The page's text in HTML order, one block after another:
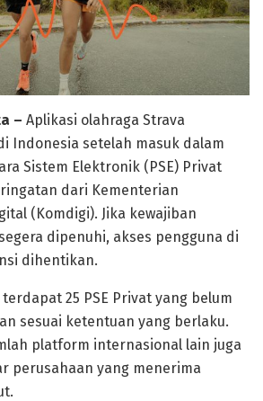
– Aplikasi olahraga Strava
Indonesia setelah masuk dalam
Sistem Elektronik (PSE) Privat
dari Kementerian
(Komdigi). Jika kewajiban
dipenuhi, akses pengguna di
dihentikan.
25 PSE Privat yang belum
sesuai ketentuan yang berlaku.
platform internasional lain juga
perusahaan yang menerima